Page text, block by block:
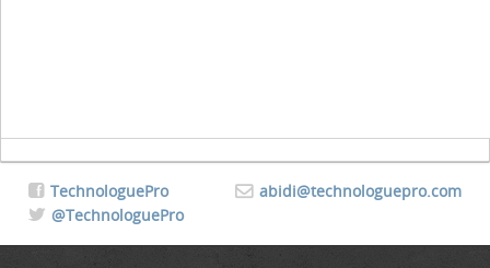
abidi@technologuepro.com
TechnologuePro
@TechnologuePro